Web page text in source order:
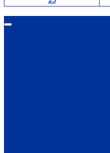
Основное